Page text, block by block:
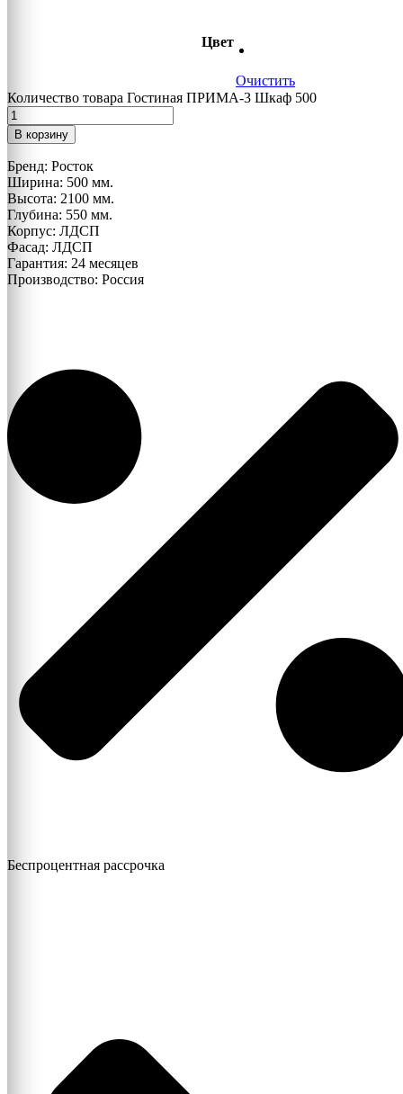
Цвет
Очистить
Количество товара Гостиная ПРИМА-3 Шкаф 500
В корзину
Бренд: Росток
Ширина: 500 мм.
Высота: 2100 мм.
Глубина: 550 мм.
Корпус: ЛДСП
Фасад: ЛДСП
Гарантия: 24 месяцев
Производство: Россия
Беспроцентная рассрочка